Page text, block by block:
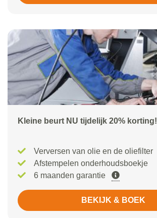
Kleine beurt NU tijdelijk 20% korting!
Verversen van olie en de oliefilter
Afstempelen onderhoudsboekje
6 maanden garantie
BEKIJK & BOEK